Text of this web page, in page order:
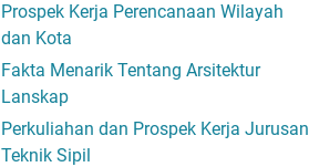
Prospek Kerja Perencanaan Wilayah
dan Kota
Fakta Menarik Tentang Arsitektur
Lanskap
Perkuliahan dan Prospek Kerja Jurusan
Teknik Sipil